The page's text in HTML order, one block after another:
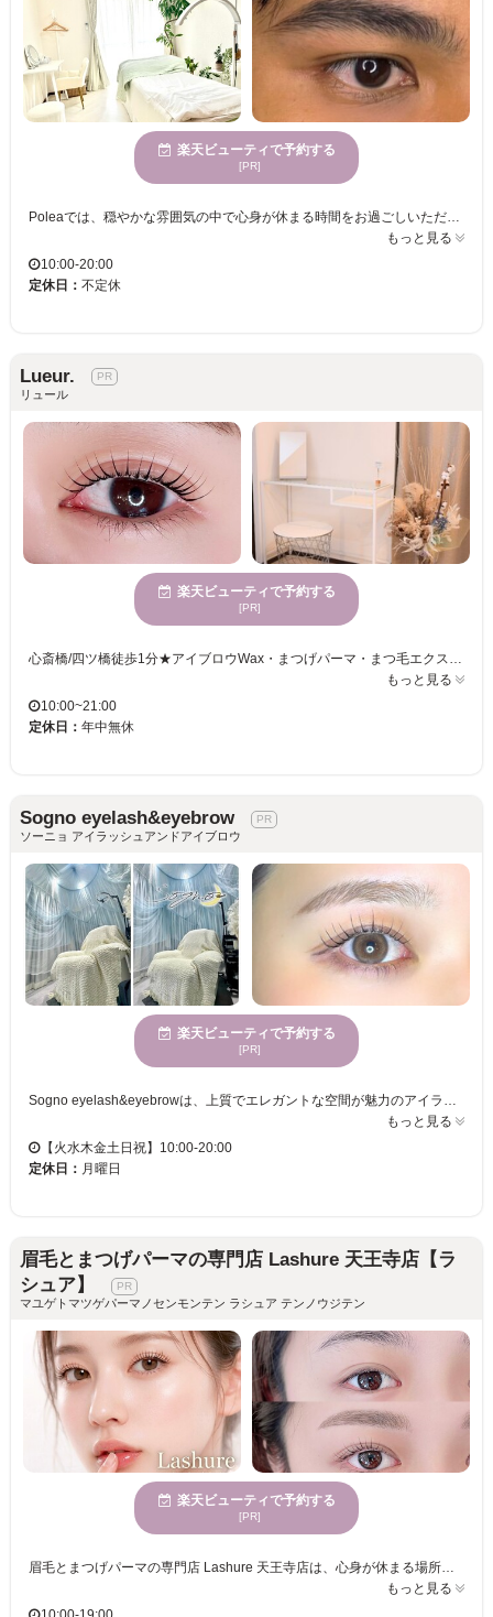
楽天ビューティで予約する
[PR]
Poleaでは、穏やかな雰囲気の中で心身が休まる時間をお過ごしいただけます。初めて美容サロンを訪れる方でも、その居心地の良さに安心していただけるよう、全ての施術を1人で丁寧に対応します。骨格や雰囲気に合わせた自然に整った眉の提案が得意で、お客様の魅力を引き立てます。清潔感と自分らしさを引き出す眉スタイルを提供し、自然派からキリッとした印象まで対応可能な多様なまつげメニューをご用意しています。特に30代以上のナチュラル思考の方に支持されているプライベートな空間で、お手頃価格で新しい自分を発見してみませんか。ご家族連れでも安心して利用できるよう、個室や駐車場も完備しています。ぜひPoleaで心身が整うひとときを過ごしてください。
もっと見る
10:00-20:00
定休日： 不定休
Lueur.
リュール
楽天ビューティで予約する
[PR]
心斎橋/四ツ橋徒歩1分★アイブロウWax・まつげパーマ・まつ毛エクステ・フェイシャルWax ふらっと立ち寄れる立地条件で仕事終わりでも可能！ ルック(LOOK.)の写真/【四ツ橋徒歩1分★メンズ眉毛サロン、まつげパーマ有】ふらっと立ち寄れる立地条件で仕事終わりでも可能！ 印象を左右する目元をプロにまかせて清潔感、なりたい印象に！
もっと見る
10:00~21:00
定休日： 年中無休
Sogno eyelash&eyebrow
ソーニョ アイラッシュアンドアイブロウ
楽天ビューティで予約する
[PR]
Sogno eyelash&eyebrowは、上質でエレガントな空間が魅力のアイラッシュ・アイブロウサロンです✨ ここでは、ストレスを忘れて心身を休めていただけます◎ 高級志向の雰囲気のなかで、気軽に新しい自分を試せる良心的な価格で毎月通いやすいを目指してます️ さまざまな年齢向けに向けたサービスを展開しており、多様な年齢のお客様にご利用いただいております！ Sognoでは、快適でプライベートな時間を楽しめる個室で施術しているため、日頃の疲れなどもリラックスしていただける環境を整えております。 また、便利な決済方法を多数ご用意し、スムーズな支払いをサポートしています。日常を忘れる静かな雰囲気の中で、魅力的な目元を演出するお手伝いさせてください
もっと見る
【火水木金土日祝】10:00-20:00
定休日： 月曜日
眉毛とまつげパーマの専門店 Lashure 天王寺店【ラ
シュア】
マユゲトマツゲパーマノセンモンテン ラシュア テンノウジテン
楽天ビューティで予約する
[PR]
眉毛とまつげパーマの専門店 Lashure 天王寺店は、心身が休まる場所で、多様な年齢向けに向けたサービスが楽しめます。プライベート感たっぷりの個室空間での全ての施術を1人で対応いたしますので、初めてのお客様でも安心してご利用いただけます。精巧なカウンセリングを通じ、個々の骨格・目元にぴったりのデザインを提案し、まつ毛パーマやトレンドの眉毛スタイリングで、日々のメイク時間を短縮しながら自然とおしゃれな印象を演出します。各種支払いに対応するため、気軽にご来店いただける環境です。Lashure 天王寺店で、あなただけの輝きを手に入れてください。
もっと見る